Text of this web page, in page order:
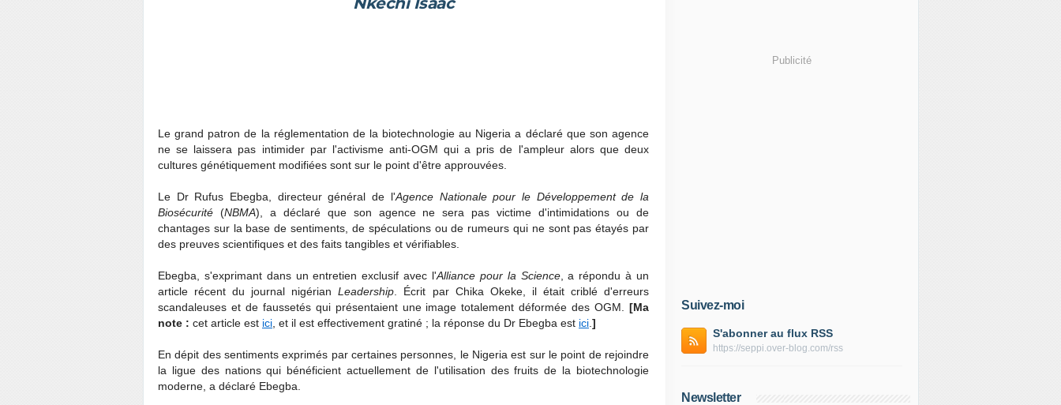
Le grand patron de la réglementation de la biotechnologie au Nigeria a déclaré que son agence
ne se laissera pas intimider par l'activisme anti-OGM qui a pris de l'ampleur alors que deux
cultures génétiquement modifiées sont sur le point d'être approuvées.
Le Dr Rufus Ebegba, directeur général de l'Agence Nationale pour le Développement de la
Biosécurité (NBMA), a déclaré que son agence ne sera pas victime d'intimidations ou de
chantages sur la base de sentiments, de spéculations ou de rumeurs qui ne sont pas étayés par
des preuves scientifiques et des faits tangibles et vérifiables.
Ebegba, s'exprimant dans un entretien exclusif avec l'Alliance pour la Science, a répondu à un
article récent du journal nigérianLeadership . Écrit par Chika Okeke, il était criblé d'erreurs
scandaleuses et de faussetés qui présentaient une image totalement déformée des OGM. [Ma
note : cet article est ici , et il est effectivement gratiné ; la réponse du Dr Ebegba est ici ]
En dépit des sentiments exprimés par certaines personnes, le Nigeria est sur le point de rejoindre
la ligue des nations qui bénéficient actuellement de l'utilisation des fruits de la biotechnologie
moderne, a déclaré Ebegba.
Publicité
Suivez-moi
S'abonner au flux RSS
https://seppi.over-blog.com/rss
Newsletter